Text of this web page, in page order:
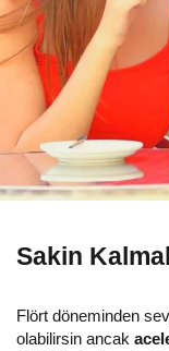
Sakin
Flört döneminden
olabilirsin ancak